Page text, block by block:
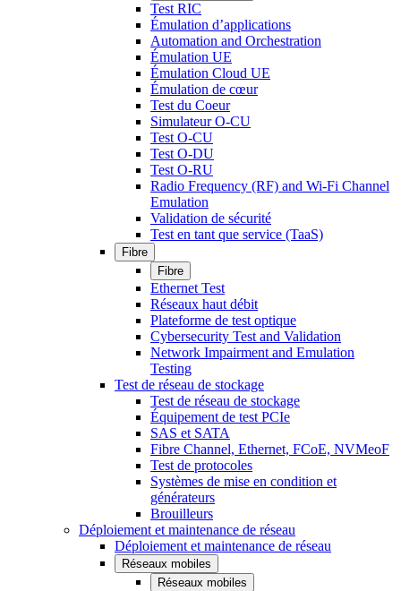
Test RIC
Émulation d’applications
Automation and Orchestration
Émulation UE
Émulation Cloud UE
Émulation de cœur
Test du Coeur
Simulateur O-CU
Test O-CU
Test O-DU
Test O-RU
Radio Frequency (RF) and Wi-Fi Channel
Emulation
Validation de sécurité
Test en tant que service (TaaS)
Fibre
Fibre
Ethernet Test
Réseaux haut débit
Plateforme de test optique
Cybersecurity Test and Validation
Network Impairment and Emulation
Testing
Test de réseau de stockage
Test de réseau de stockage
Équipement de test PCIe
SAS et SATA
Fibre Channel, Ethernet, FCoE, NVMeoF
Test de protocoles
Systèmes de mise en condition et
générateurs
Brouilleurs
Déploiement et maintenance de réseau
Déploiement et maintenance de réseau
Réseaux mobiles
Réseaux mobiles